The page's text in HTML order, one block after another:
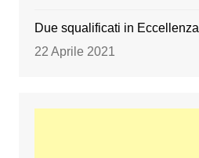
Due squalificati in Eccellenza
22 Aprile 2021